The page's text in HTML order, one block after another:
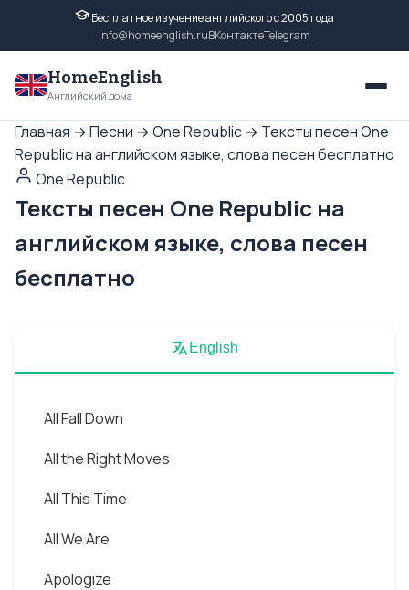
Бесплатное изучение английского с 2005 года
info@homeenglish.ruВКонтактеTelegram
HomeEnglish
Английский дома
Главная →Песни →One Republic → Тексты песен One
Republic на английском языке, слова песен бесплатно
One Republic
Тексты песен One Republic на
английском языке, слова песен
бесплатно
English
All Fall Down
All the Right Moves
All This Time
All We Are
Apologize